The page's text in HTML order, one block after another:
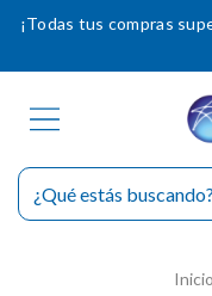
¡Todas tus compras
Inicio